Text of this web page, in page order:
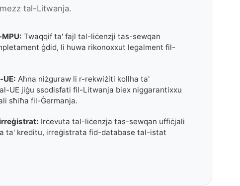
tal-Litwanja.
Twaqqif ta' fajl tal-liċenzji tas-sewqan
ġdid, li huwa rikonoxxut legalment fil-
Aħna niżguraw li r-rekwiżiti kollha ta'
UE jiġu ssodisfati fil-Litwanja biex niggarantixxu
sħiħa fil-Ġermanja.
Irċevuta tal-liċenzja tas-sewqan uffiċjali
ta' kreditu, irreġistrata fid-database tal-istat